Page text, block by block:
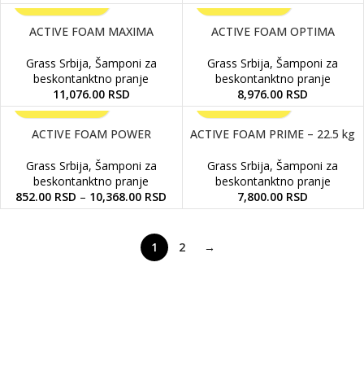
ACTIVE FOAM MAXIMA
Grass Srbija, Šamponi za
beskontanktno pranje
11,076.00 RSD
ACTIVE FOAM OPTIMA
Grass Srbija,Šamponi za
beskontanktno pranje
8,976.00 RSD
ACTIVE FOAM POWER
Grass Srbija, Šamponi za
beskontanktno pranje
852.00 RSD – 10,368.00 RSD
ACTIVE FOAM PRIME – 22.5 kg
Grass Srbija,Šamponi za
beskontanktno pranje
7,800.00 RSD
1 2 →